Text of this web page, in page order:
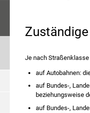
Je nach
auf Autobahnen:
auf Bundes-,
beziehungsweise
auf Bundes-,